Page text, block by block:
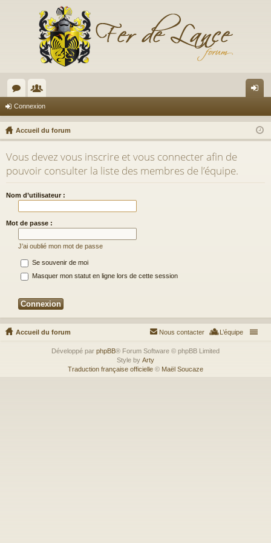
or
u
m
s
e
m
br
es
ne
xi
Connexion
Accueil du forum
Vous devez vous inscrire et vous connecter afin de
pouvoir consulter la liste des membres de l’équipe.
Nom d’utilisateur :
Mot de passe :
J’ai oublié mon mot de passe
Se souvenir de moi
Masquer mon statut en ligne lors de cette session
Accueil du forum L’équipe
Nous contacter
Développé par phpBB® Forum Software © phpBB Limited
Style by Arty
Traduction française officielle © Maël Soucaze